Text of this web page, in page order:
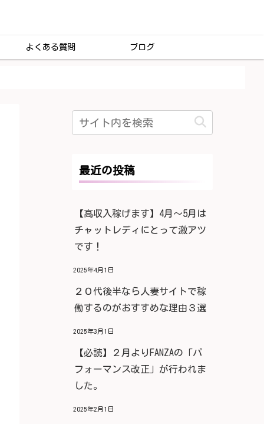
よくある質問 ブログ
最近の投稿
【高収入稼げます】4月〜5月は
チャットレディにとって激アツ
です！
2025年4月1日
２０代後半なら人妻サイトで稼
働するのがおすすめな理由３選
2025年3月1日
【必読】２月よりFANZAの「パ
フォーマンス改正」が行われま
した。
2025年2月1日